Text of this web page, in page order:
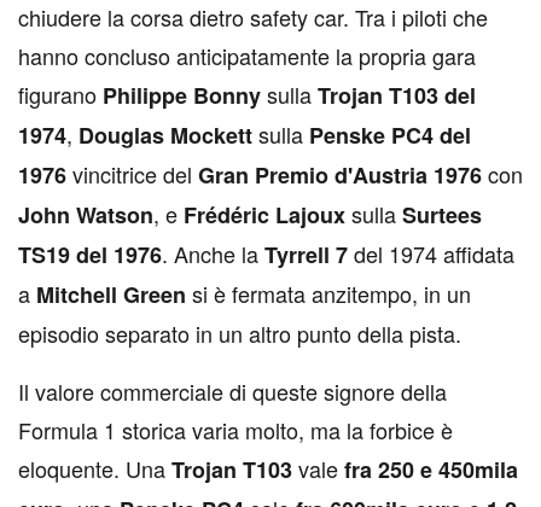
chiudere la corsa dietro safety car. Tra i piloti che
hanno concluso anticipatamente la propria gara
figurano Philippe BonnysullaTrojan T103 del
1974, Douglas Mockettsulla Penske PC4 del
1976vincitrice del Gran Premio d'Austria 1976con
John Watson, e Frédéric LajouxsullaSurtees
TS19 del 1976. Anche laTyrrell 7del 1974 affidata
a Mitchell Green si è fermata anzitempo, in un
episodio separato in un altro punto della pista.
Il valore commerciale di queste signore della
Formula 1 storica varia molto, ma la forbice è
eloquente. UnaTrojan T103valefra 250 e 450mila